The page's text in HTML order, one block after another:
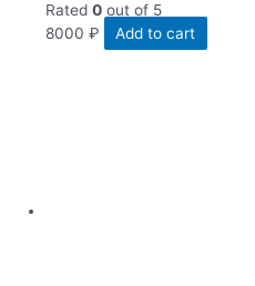
Rated0 out of 5
8000₽ Add to cart